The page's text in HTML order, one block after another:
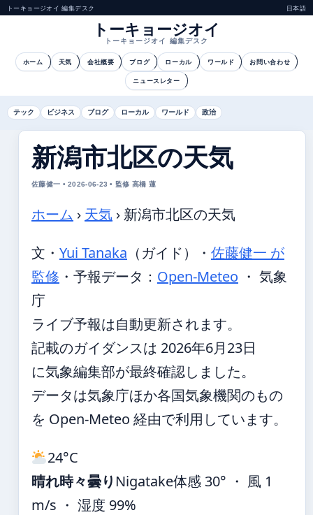
トーキョージオイ 編集デスク 日本語
トーキョージオイ
トーキョージオイ 編集デスク
ホーム 天気 会社概要 ブログ ローカル ワールド お問い合わせ
ニュースレター
テック ビジネス ブログ ローカル ワールド 政治
新潟市北区の天気
佐藤健一 • 2026-06-23 • 監修 高橋 蓮
ホーム › 天気 › 新潟市北区の天気
文・ Yui Tanaka （ガイド） ・ 佐藤健一 が
監修 ・ 予報データ： Open-Meteo ・ 気象
庁
ライブ予報は自動更新されます。
記載のガイダンスは 2026年6月23日
に気象編集部が最終確認しました。
データは気象庁ほか各国気象機関のもの
を Open-Meteo 経由で利用しています。
24°C
晴れ時々曇り Nigatake体感 30° ・ 風 1
m/s ・ 湿度 99%